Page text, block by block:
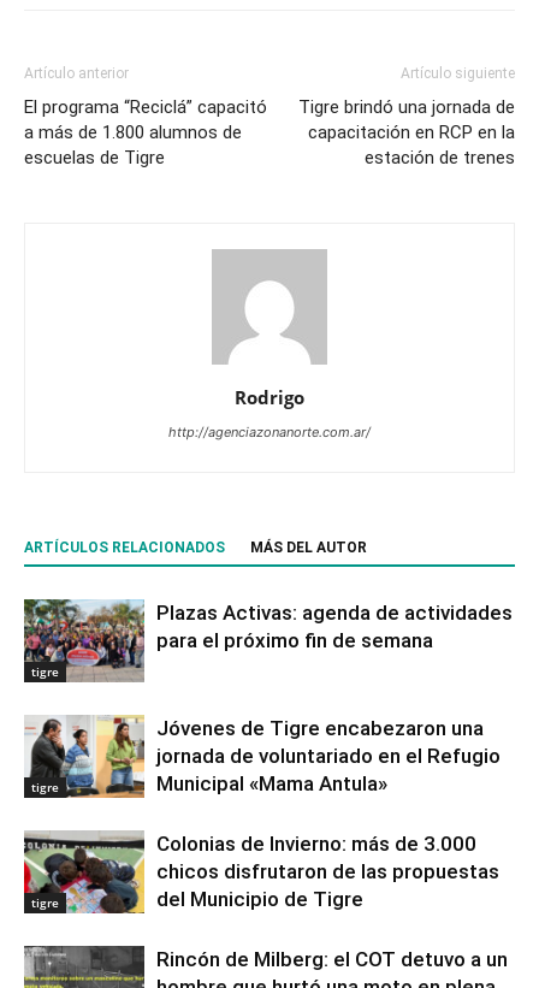
Artículo anterior
El programa “Reciclá” capacitó
a más de 1.800 alumnos de
escuelas de Tigre
Artículo siguiente
Tigre brindó una jornada de
capacitación en RCP en la
estación de trenes
Rodrigo
http://agenciazonanorte.com.ar/
ARTÍCULOS RELACIONADOS MÁS DEL AUTOR
tigre
Plazas Activas: agenda de actividades
para el próximo fin de semana
tigre
Jóvenes de Tigre encabezaron una
jornada de voluntariado en el Refugio
Municipal «Mama Antula»
tigre
Colonias de Invierno: más de 3.000
chicos disfrutaron de las propuestas
del Municipio de Tigre
Rincón de Milberg: el COT detuvo a un